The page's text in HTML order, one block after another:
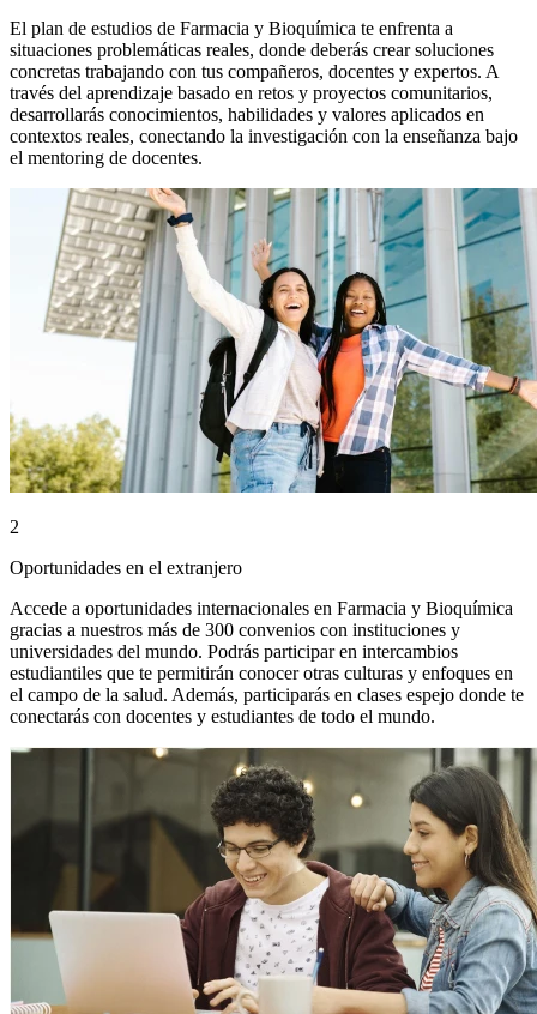
El plan de estudios de Farmacia y Bioquímica te enfrenta a
situaciones problemáticas reales, donde deberás crear soluciones
concretas trabajando con tus compañeros, docentes y expertos. A
través del aprendizaje basado en retos y proyectos comunitarios,
desarrollarás conocimientos, habilidades y valores aplicados en
contextos reales, conectando la investigación con la enseñanza bajo
el mentoring de docentes.
2
Oportunidades en el extranjero
Accede a oportunidades internacionales en Farmacia y Bioquímica
gracias a nuestros más de 300 convenios con instituciones y
universidades del mundo. Podrás participar en intercambios
estudiantiles que te permitirán conocer otras culturas y enfoques en
el campo de la salud. Además, participarás en clases espejo donde te
conectarás con docentes y estudiantes de todo el mundo.